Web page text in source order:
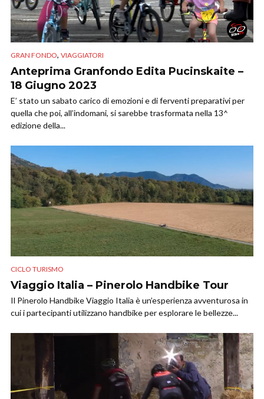
GRAN FONDO, VIAGGIATORI
Anteprima Granfondo Edita Pucinskaite –
18 Giugno 2023
E’ stato un sabato carico di emozioni e di ferventi preparativi per
quella che poi, all’indomani, si sarebbe trasformata nella 13^
edizione della...
CICLO TURISMO
Viaggio Italia – Pinerolo Handbike Tour
Il Pinerolo Handbike Viaggio Italia è un’esperienza avventurosa in
cui i partecipanti utilizzano handbike per esplorare le bellezze...